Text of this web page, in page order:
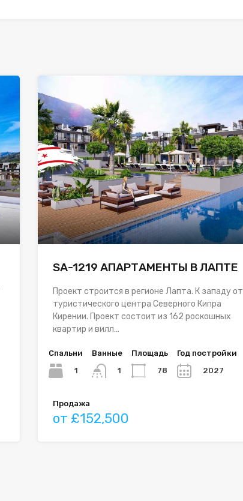
SA-1219 АПАРТАМЕНТЫ В ЛАПТЕ
Проект строится в регионе Лапта. К западу от
туристического центра Северного Кипра
Кирении. Проект состоит из 162 роскошных
квартир и вилл…
Спальни
1
Ванные
1
Площадь
78
Год постройки
2027
Продажа
от £152,500